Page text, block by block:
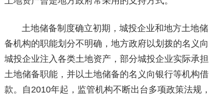
土地储备制度确立初期，城投企业和地方土地储
备机构的职能划分不明确，地方政府以划拨的名义向
城投企业注入各类土地资产，部分城投企业实际承担
土地储备职能，并以土地储备的名义向银行等机构借
款。自2010年起，监管机构不断出台多项政策法规，